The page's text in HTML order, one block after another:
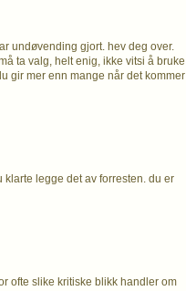
undøvending gjort. hev deg over.
ta valg, helt enig, ikke vitsi å bruke
gir mer enn mange når det kommer
legge det av forresten. du er
ofte slike kritiske blikk handler om